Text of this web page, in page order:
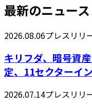
最新のニュース
2026.08.06プレスリリ
キリフダ、暗号資
定、11セクターイ
2026.07.14プレスリリ